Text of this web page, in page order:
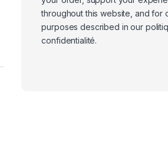
throughout this website, and for
purposes described in our
confidentialité.